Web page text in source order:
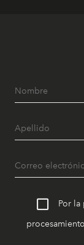
Por la